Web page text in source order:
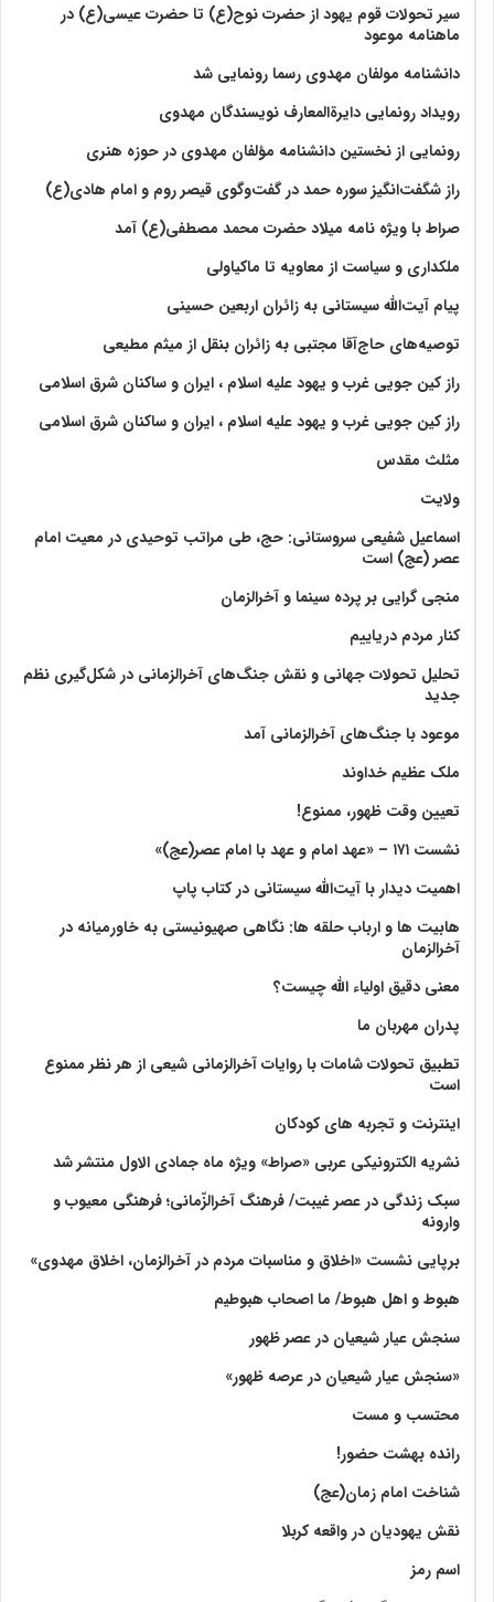
سیر تحولات قوم یهود از حضرت نوح(ع) تا حضرت عیسی(ع) در
ماهنامه موعود
دانشنامه مولفان مهدوی رسما رونمایی شد
رویداد رونمایی دایرةالمعارف نویسندگان مهدوی
رونمایی از نخستین دانشنامه مؤلفان مهدوی در حوزه هنری
راز شگفت‌انگیز سوره حمد در گفت‌وگوی قیصر روم و امام هادی(ع)
صراط با ویژه نامه میلاد حضرت محمد مصطفی(ع) آمد
ملکداری و سیاست از معاویه تا ماکیاولی
پیام آیت‌الله سیستانی به زائران اربعین حسینی
توصیه‌های حاج‌آقا مجتبی به زائران بنقل از میثم مطیعی
راز کین جویی غرب و یهود علیه اسلام ، ایران و ساکنان شرق اسلامی
راز کین جویی غرب و یهود علیه اسلام ، ایران و ساکنان شرق اسلامی
مثلث مقدس
ولايت‏
اسماعیل شفیعی سروستانی: حج، طی مراتب توحیدی در معیت امام
عصر (عج) است
منجی گرایی بر پرده سینما و آخرالزمان
کنار مردم دریاییم
تحلیل تحولات جهانی و نقش جنگ‌های آخرالزمانی در شکل‌گیری نظم
جدید
موعود با جنگ‌های آخرالزمانی آمد
ملک عظیم خداوند
تعیین وقت ظهور، ممنوع!
نشست ۱۷۱ – «عهد امام و عهد با امام عصر(عج)»
اهمیت دیدار با آیت‌الله سیستانی در کتاب پاپ
هابیت ها و ارباب حلقه ها: نگاهی صهیونیستی به خاورمیانه در
آخرالزمان
معنی دقیق اولیاء الله چیست؟
پدران مهربان ما
تطبیق تحولات شامات با روایات آخرالزمانی شیعی از هر نظر ممنوع
است
اینترنت و تجربه های کودکان
نشریه الکترونیکی عربی «صراط» ویژه ماه جمادی الاول منتشر شد
سبک زندگی در عصر غیبت/ فرهنگ آخرالزّمانی؛ فرهنگی معیوب و
وارونه
برپایی نشست «اخلاق و مناسبات مردم در آخرالزمان، اخلاق مهدوی»
هبوط و اهل هبوط/ ما اصحاب هبوطیم
سنجش عیار شیعیان در عصر ظهور
«سنجش عیار شیعیان در عرصه ظهور»
محتسب و مست
رانده بهشت‌ حضور!
شناخت امام زمان(عج)
نقش یهودیان در واقعه کربلا
اسم رمز